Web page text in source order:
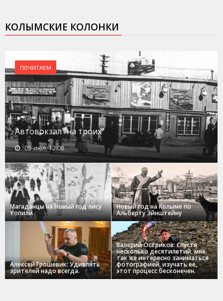
КОЛЫМСКИЕ КОЛОНКИ
ПОЧИТАЕМ
Автовокзал "на троих"
05-июл, 12:08
Магаданцы на Новый год лису
топили
Новый год на Колыме по
Альберту Эйнштейну
Алексей Грошевик: Удивлять
зрителей надо всегда.
Валерий Остриков: Спустя
несколько десятилетий, мне
так же интересно заниматься
фотографией, изучать ее,
этот процесс бесконечен.